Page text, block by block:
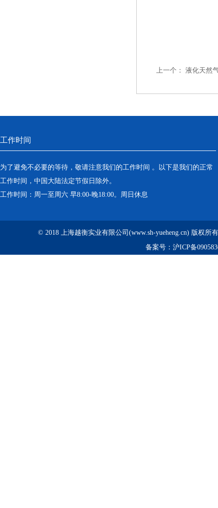
上一个： 液化天然
工作时间
为了避免不必要的等待，敬请注意我们的工作时间 。以下是我们的正常
工作时间，中国大陆法定节假日除外。
工作时间：周一至周六 早8:00-晚18:00。周日休息
© 2018 上海越衡实业有限公司(www.sh-yueheng.cn) 版权所
备案号： 沪ICP备